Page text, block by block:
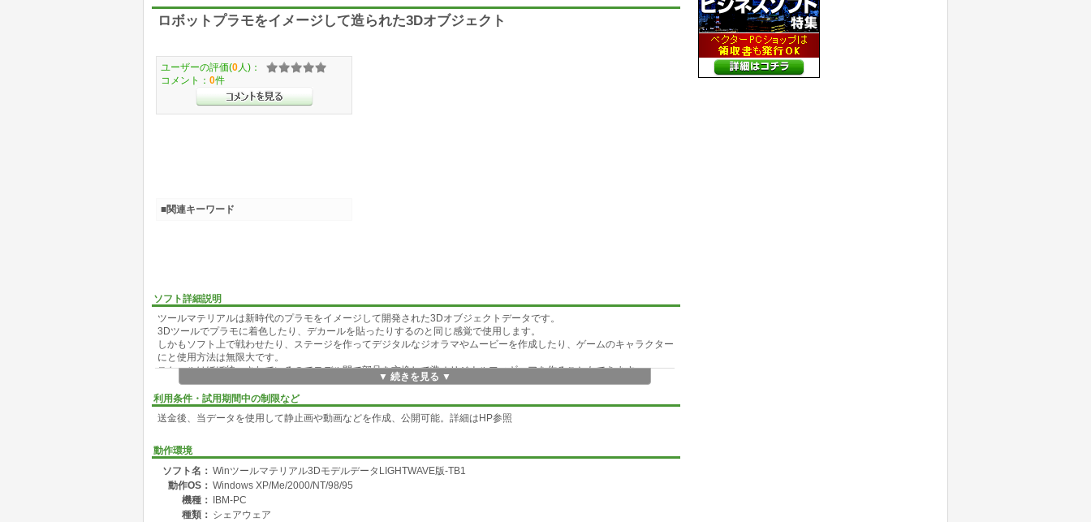
ロボットプラモをイメージして造られた3Dオブジェクト
ソフト詳細説明
ツールマテリアルは新時代のプラモをイメージして開発された3Dオブジェクトデータです。
3Dツールでプラモに着色したり、デカールを貼ったりするのと同じ感覚で使用します。
しかもソフト上で戦わせたり、ステージを作ってデジタルなジオラマやムービーを作成したり、ゲームのキャラクター
にと使用方法は無限大です。
スケールはほぼ統一されているのでモデル間で部品を交換して準オリジナルフィギュアを作ることもできます。
非常にポリゴンがシェイプされたデータです、軽く「IK」設定済みで簡単に動かす事が出来ます
▼ 続きを見る ▼
利用条件・試用期間中の制限など
送金後、当データを使用して静止画や動画などを作成、公開可能。詳細はHP参照
動作環境
ソフト名： Winツールマテリアル3DモデルデータLIGHTWAVE版-TB1
動作OS： Windows XP/Me/2000/NT/98/95
機種：
IBM-PC
種類： シェアウェア
ユーザーの評価(0 人)：
コメント： 0件
■関連キーワード